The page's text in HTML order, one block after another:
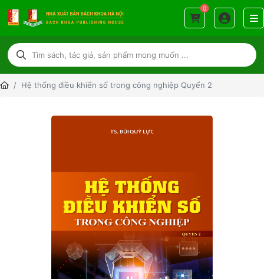
0
Hệ thống điều khiển số trong công nghiệp Quyển 2